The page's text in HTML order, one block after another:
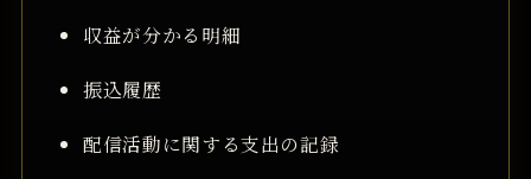
収益が分かる明細
振込履歴
配信活動に関する支出の記録